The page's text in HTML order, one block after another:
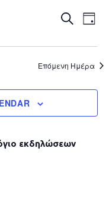
Search
and
Views
DAY
Επόμενη Ημέρα
εκδηλώσεων